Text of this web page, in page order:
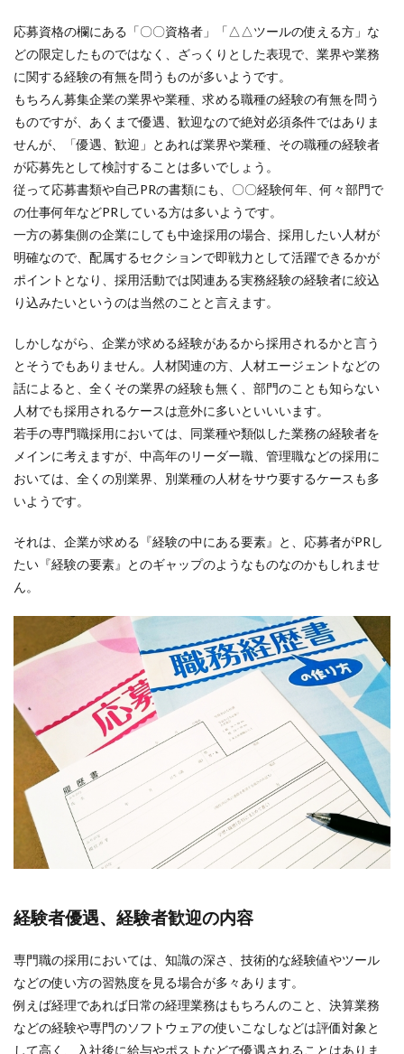
応募資格の欄にある「〇〇資格者」「△△ツールの使える方」な
どの限定したものではなく、ざっくりとした表現で、業界や業務
に関する経験の有無を問うものが多いようです。
もちろん募集企業の業界や業種、求める職種の経験の有無を問う
ものですが、あくまで優遇、歓迎なので絶対必須条件ではありま
せんが、「優遇、歓迎」とあれば業界や業種、その職種の経験者
が応募先として検討することは多いでしょう。
従って応募書類や自己PRの書類にも、〇〇経験何年、何々部門で
の仕事何年などPRしている方は多いようです。
一方の募集側の企業にしても中途採用の場合、採用したい人材が
明確なので、配属するセクションで即戦力として活躍できるかが
ポイントとなり、採用活動では関連ある実務経験の経験者に絞込
り込みたいというのは当然のことと言えます。
しかしながら、企業が求める経験があるから採用されるかと言う
とそうでもありません。人材関連の方、人材エージェントなどの
話によると、全くその業界の経験も無く、部門のことも知らない
人材でも採用されるケースは意外に多いといいいます。
若手の専門職採用においては、同業種や類似した業務の経験者を
メインに考えますが、中高年のリーダー職、管理職などの採用に
おいては、全くの別業界、別業種の人材をサウ要するケースも多
いようです。
それは、企業が求める『経験の中にある要素』と、応募者がPRし
たい『経験の要素』とのギャップのようなものなのかもしれませ
ん。
経験者優遇、経験者歓迎の内容
専門職の採用においては、知識の深さ、技術的な経験値やツール
などの使い方の習熟度を見る場合が多々あります。
例えば経理であれば日常の経理業務はもちろんのこと、決算業務
などの経験や専門のソフトウェアの使いこなしなどは評価対象と
して高く、入社後に給与やポストなどで優遇されることはありま